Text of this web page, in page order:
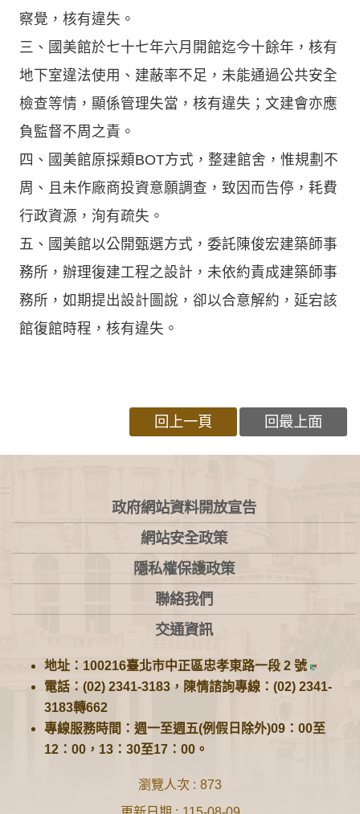
察覺，核有違失。
三、國美館於七十七年六月開館迄今十餘年，核有
地下室違法使用、建蔽率不足，未能通過公共安全
檢查等情，顯係管理失當，核有違失；文建會亦應
負監督不周之責。
四、國美館原採類BOT方式，整建館舍，惟規劃不
周、且未作廠商投資意願調查，致因而告停，耗費
行政資源，洵有疏失。
五、國美館以公開甄選方式，委託陳俊宏建築師事
務所，辦理復建工程之設計，未依約責成建築師事
務所，如期提出設計圖說，卻以合意解約，延宕該
館復館時程，核有違失。
回上一頁 回最上面
:::
政府網站資料開放宣告
網站安全政策
隱私權保護政策
聯絡我們
交通資訊
地址：100216臺北市中正區忠孝東路一段 2 號
電話：(02) 2341-3183，陳情諮詢專線：(02) 2341-
3183轉662
專線服務時間：週一至週五(例假日除外)09：00至
12：00，13：30至17：00。
瀏覽人次
873